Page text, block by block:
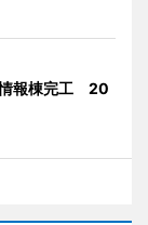
情報棟完工 20